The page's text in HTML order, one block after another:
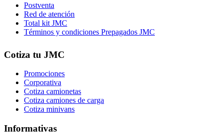
Postventa
Red de atención
Total kit JMC
Términos y condiciones Prepagados JMC
Cotiza tu JMC
Promociones
Corporativa
Cotiza camionetas
Cotiza camiones de carga
Cotiza minivans
Informativas